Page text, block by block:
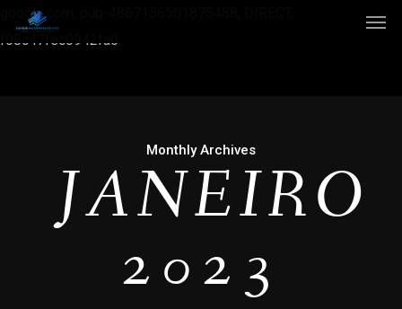
google.com, pub-4867156501875488, DIRECT,
f08c47fec0942fa0
Monthly Archives
JANEIRO
2023